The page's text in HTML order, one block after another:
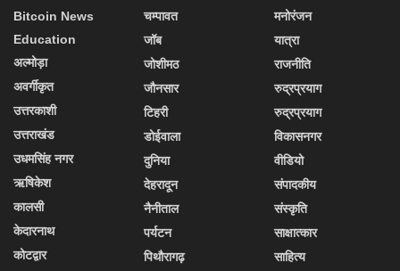
Bitcoin News
Education
अल्मोड़ा
अवर्गीकृत
उत्तरकाशी
उत्तराखंड
उधमसिंह नगर
ऋषिकेश
कालसी
केदारनाथ
कोटद्वार
चम्पावत
जॉब
जोशीमठ
जौनसार
टिहरी
डोईवाला
दुनिया
देहरादून
नैनीताल
पर्यटन
पिथौरागढ़
मनोरंजन
यात्रा
राजनीति
रुद्रप्रयाग
रुद्रप्रयाग
विकासनगर
वीडियो
संपादकीय
संस्कृति
साक्षात्कार
साहित्य